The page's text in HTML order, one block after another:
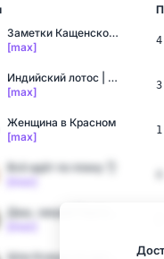
Заметки Кащенского врача
[max]
4
Индийский лотос | Самора…
[max]
3
Женщина в Красном
[max]
1
Всё идёт по плану 👌